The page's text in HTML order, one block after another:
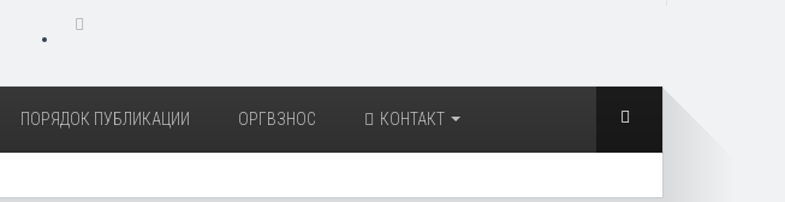
ПОРЯДОК ПУБЛИКАЦИИ ОРГВЗНОС КОНТАКТ